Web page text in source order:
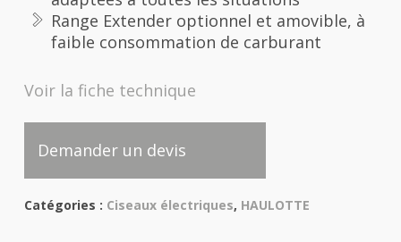
Range Extender optionnel et amovible, à
faible consommation de carburant
Voir la fiche technique
Demander un devis
Catégories : Ciseaux électriques, HAULOTTE